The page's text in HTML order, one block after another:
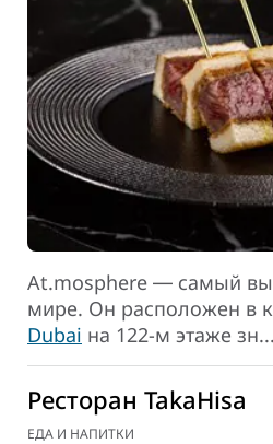
At.mosphere ― самый
мире. Он расположен в
Dubai на 122-м этаже зн...
Ресторан TakaHisa
ЕДА И НАПИТКИ